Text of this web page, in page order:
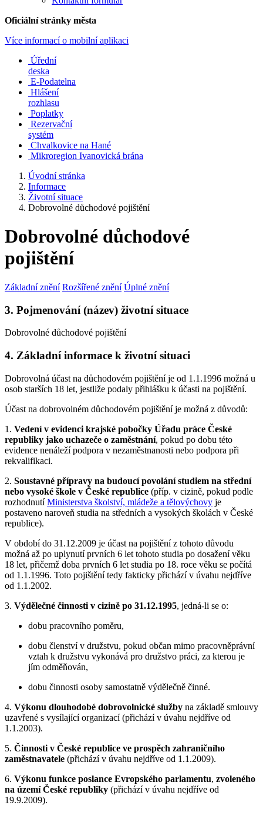
Oficiální stránky města
Více informací o mobilní aplikaci
Úřední
deska
E-Podatelna
Hlášení
rozhlasu
Poplatky
Rezervační
systém
Chvalkovice na Hané
Mikroregion Ivanovická brána
Úvodní stránka
Informace
Životní situace
Dobrovolné důchodové pojištění
Dobrovolné důchodové
pojištění
Základní znění Rozšířené znění Úplné znění
3. Pojmenování (název) životní situace
Dobrovolné důchodové pojištění
4. Základní informace k životní situaci
Dobrovolná účast na důchodovém pojištění je od 1.1.1996 možná u
osob starších 18 let, jestliže podaly přihlášku k účasti na pojištění.
Účast na dobrovolném důchodovém pojištění je možná z důvodů:
1. Vedení v evidenci krajské pobočky Úřadu práce České
republiky jako uchazeče o zaměstnání, pokud po dobu této
evidence nenáleží podpora v nezaměstnanosti nebo podpora při
rekvalifikaci.
2. Soustavné přípravy na budoucí povolání studiem na střední
nebo vysoké škole v České republice (příp. v cizině, pokud podle
rozhodnutíMinisterstva školství, mládeže a tělovýchovy je
postaveno naroveň studia na středních a vysokých školách v České
republice).
V období do 31.12.2009 je účast na pojištění z tohoto důvodu
možná až po uplynutí prvních 6 let tohoto studia po dosažení věku
18 let, přičemž doba prvních 6 let studia po 18. roce věku se počítá
od 1.1.1996. Toto pojištění tedy fakticky přichází v úvahu nejdříve
od 1.1.2002.
3. Výdělečné činnosti v cizině po 31.12.1995, jedná-li se o:
dobu pracovního poměru,
dobu členství v družstvu, pokud občan mimo pracovněprávní
vztah k družstvu vykonává pro družstvo práci, za kterou je
jím odměňován,
dobu činnosti osoby samostatně výdělečně činné.
4. Výkonu dlouhodobé dobrovolnické služby na základě smlouvy
uzavřené s vysílající organizací (přichází v úvahu nejdříve od
1.1.2003).
5. Činnosti v České republice ve prospěch zahraničního
zaměstnavatele (přichází v úvahu nejdříve od 1.1.2009).
6. Výkonu funkce poslance Evropského parlamentu, zvoleného
na území České republiky (přichází v úvahu nejdříve od
19.9.2009).